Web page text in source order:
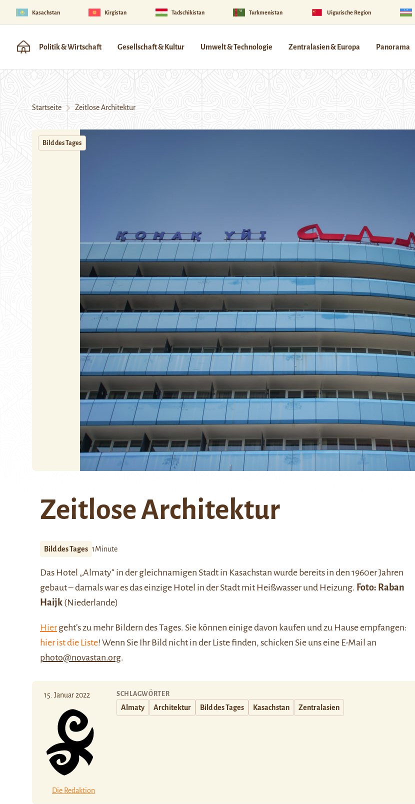
Kasachstan Kirgistan Tadschikistan Turkmenistan Uigurische Region
Politik & Wirtschaft Gesellschaft & Kultur Umwelt & Technologie Zentralasien & Europa Panorama
Startseite Zeitlose Architektur
Bild des Tages
Zeitlose Architektur
Bild des Tages 1Minute
Das Hotel „Almaty“ in der gleichnamigen Stadt in Kasachstan wurde bereits in den 1960er Jahren
gebaut – damals war es das einzige Hotel in der Stadt mit Heißwasser und Heizung. Foto: Raban
Haijk (Niederlande)
Hiergeht’s zu mehr Bildern des Tages. Sie können einige davon kaufen und zu Hause empfangen:
hier ist die Liste! Wenn Sie Ihr Bild nicht in der Liste finden, schicken Sie uns eine E-Mail an
photo@novastan.org.
15. Januar 2022
Die Redaktion
SCHLAGWÖRTER
Almaty Architektur Bild des Tages Kasachstan Zentralasien